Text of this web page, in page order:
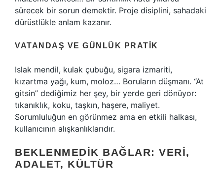
sürecek bir sorun demektir. Proje disiplini, sahadaki
dürüstlükle anlam kazanır.
VATANDAŞ VE GÜNLÜK PRATIK
Islak mendil, kulak çubuğu, sigara izmariti,
kızartma yağı, kum, moloz… Boruların düşmanı. “At
gitsin” dediğimiz her şey, bir yerde geri dönüyor:
tıkanıklık, koku, taşkın, haşere, maliyet.
Sorumluluğun en görünmez ama en etkili halkası,
kullanıcının alışkanlıklarıdır.
BEKLENMEDIK BAĞLAR: VERI,
ADALET, KÜLTÜR